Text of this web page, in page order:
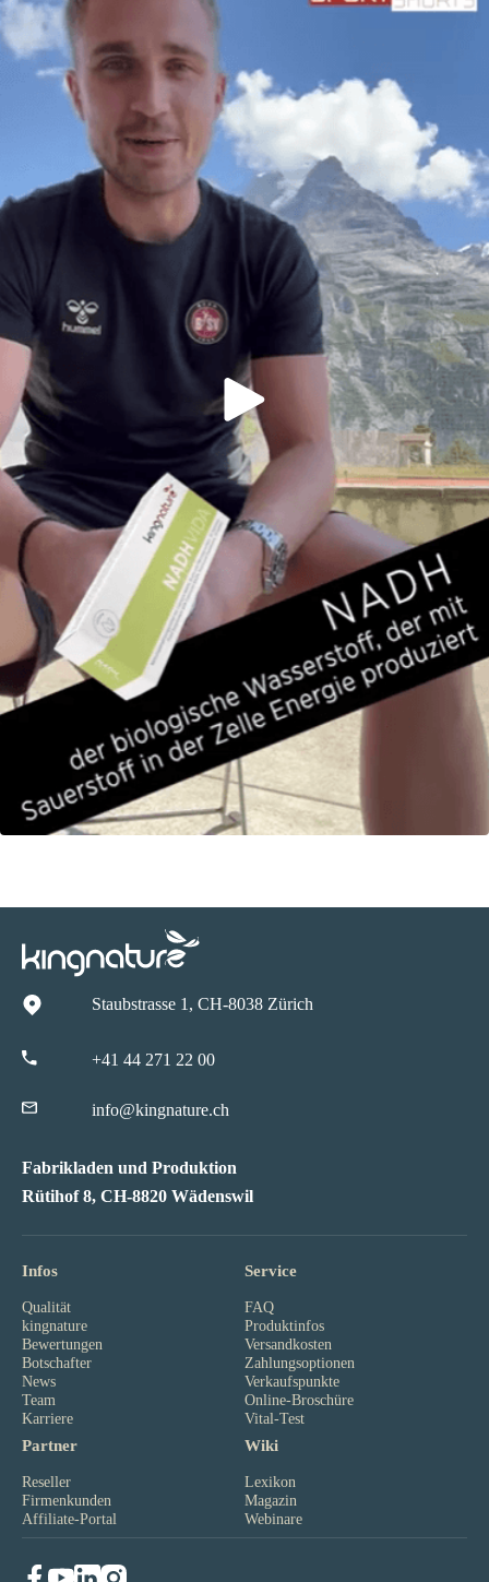
Staubstrasse 1, CH-8038 Zürich
+41 44 271 22 00
info@kingnature.ch
Fabrikladen und Produktion
Rütihof 8, CH-8820 Wädenswil
Infos
Qualität
kingnature
Bewertungen
Botschafter
News
Team
Karriere
Service
FAQ
Produktinfos
Versandkosten
Zahlungsoptionen
Verkaufspunkte
Online-Broschüre
Vital-Test
Partner
Reseller
Firmenkunden
Affiliate-Portal
Wiki
Lexikon
Magazin
Webinare